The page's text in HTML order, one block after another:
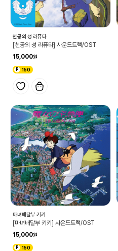
천공의 성 라퓨타
[천공의 성 라퓨타] 사운드트랙/OST
15,000
150
마녀배달부 키키
[마녀배달부 키키] 사운드트랙/OST
15,000
150